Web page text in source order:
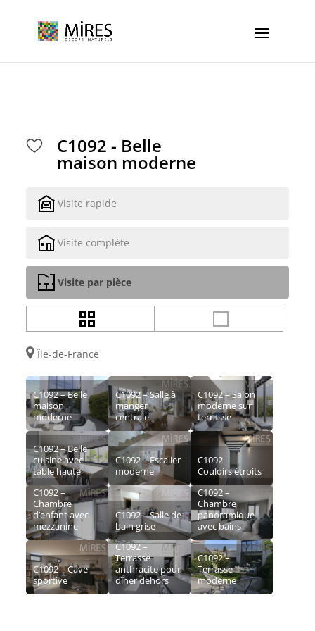
C1092 - Belle
maison moderne
Visite rapide
Visite complète
Visite par pièce
Île-de-France
C1092 – Belle
maison
moderne
C1092 – Salle à
manger
centrale
C1092 – Salon
moderne sur
terrasse
C1092 – Belle
cuisine avec
table haute
C1092 – Escalier
moderne
C1092 –
Couloirs étroits
C1092 –
Chambre
d’enfant avec
mezzanine
C1092 – Salle de
bain grise
C1092 –
Chambre
panoramique
avec bains
C1092 – Cave
sportive
C1092 –
Terrasse
anthracite pour
dîner dehors
C1092 –
Terrasse
moderne